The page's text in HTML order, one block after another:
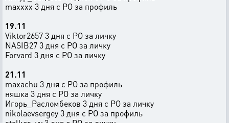
maxxxx 3 дня с РО за профиль
19.11
Viktor2657 3 дня с РО за личку
NASIB27 3 дня с РО за личку
Forvard 3 дня с РО за личку
21.11
maxachu 3 дня с РО за профиль
няшка 3 дня с РО за личку
Игорь_Расломбеков 3 дня с РО за личку
nikolaevsergey 3 дня с РО за профиль